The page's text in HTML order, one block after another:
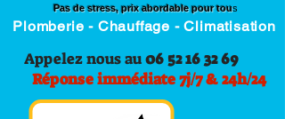
Pas de stress, prix abordable pour tous
Plomberie - Chauffage - Climatisation
Appelez nous au06 52 16 32 69
Réponse immédiate 7j/7 & 24h/24